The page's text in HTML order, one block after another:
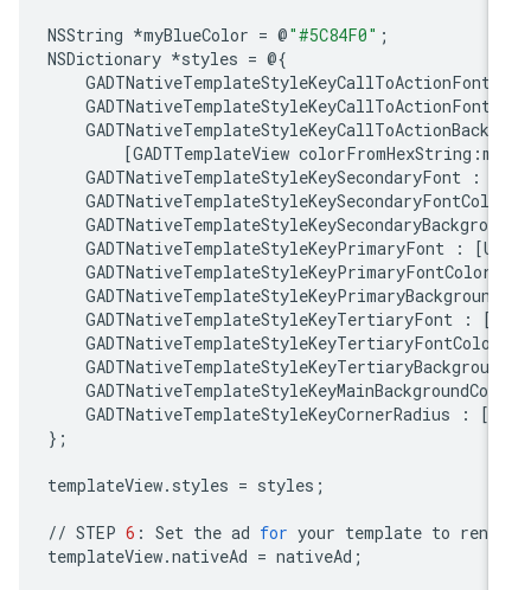
NSString *myBlueColor = @"#5C84F0"
NSDictionary *styles =
GADTNativeTemplateStyleKeyCallToActionFont
[GADTTemplateView colorFromHexString
GADTNativeTemplateStyleKeySecondaryFont
GADTNativeTemplateStyleKeyPrimaryFont
:
GADTNativeTemplateStyleKeyPrimaryFontColor
GADTNativeTemplateStyleKeyTertiaryFont
GADTNativeTemplateStyleKeyTertiaryFontColor
GADTNativeTemplateStyleKeyCornerRadius
templateView.styles = styles
// STEP 6: Set the ad for your template to
templateView.nativeAd = nativeAd